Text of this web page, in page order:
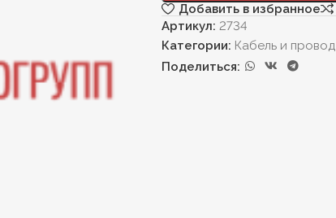
Добавить в избранное
Артикул: 2734
Категории: Кабель и провод
Поделиться: